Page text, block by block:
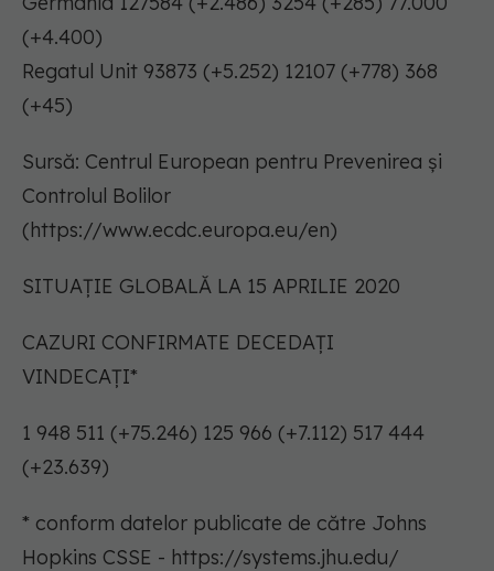
(+4.400)
Regatul Unit 93873 (+5.252) 12107 (+778) 368
(+45)
Sursă: Centrul European pentru Prevenirea și
Controlul Bolilor
(https://www.ecdc.europa.eu/en)
SITUAȚIE GLOBALĂ LA 15 APRILIE 2020
CAZURI CONFIRMATE DECEDAȚI
VINDECAȚI*
1 948 511 (+75.246) 125 966 (+7.112) 517 444
(+23.639)
* conform datelor publicate de către Johns
Hopkins CSSE - https://systems.jhu.edu/